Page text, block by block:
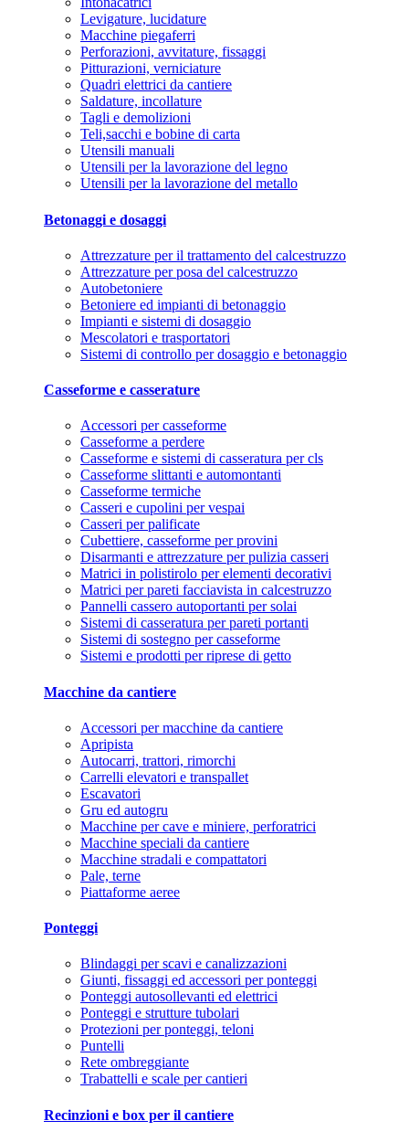
Levigature, lucidature
Macchine piegaferri
Perforazioni, avvitature, fissaggi
Pitturazioni, verniciature
Quadri elettrici da cantiere
Saldature, incollature
Tagli e demolizioni
Teli,sacchi e bobine di carta
Utensili manuali
Utensili per la lavorazione del legno
Utensili per la lavorazione del metallo
Betonaggi e dosaggi
Attrezzature per il trattamento del calcestruzzo
Attrezzature per posa del calcestruzzo
Autobetoniere
Betoniere ed impianti di betonaggio
Impianti e sistemi di dosaggio
Mescolatori e trasportatori
Sistemi di controllo per dosaggio e betonaggio
Casseforme e casserature
Accessori per casseforme
Casseforme a perdere
Casseforme e sistemi di casseratura per cls
Casseforme slittanti e automontanti
Casseforme termiche
Casseri e cupolini per vespai
Casseri per palificate
Cubettiere, casseforme per provini
Disarmanti e attrezzature per pulizia casseri
Matrici in polistirolo per elementi decorativi
Matrici per pareti facciavista in calcestruzzo
Pannelli cassero autoportanti per solai
Sistemi di casseratura per pareti portanti
Sistemi di sostegno per casseforme
Sistemi e prodotti per riprese di getto
Macchine da cantiere
Accessori per macchine da cantiere
Apripista
Autocarri, trattori, rimorchi
Carrelli elevatori e transpallet
Escavatori
Gru ed autogru
Macchine per cave e miniere, perforatrici
Macchine speciali da cantiere
Macchine stradali e compattatori
Pale, terne
Piattaforme aeree
Ponteggi
Blindaggi per scavi e canalizzazioni
Giunti, fissaggi ed accessori per ponteggi
Ponteggi autosollevanti ed elettrici
Ponteggi e strutture tubolari
Protezioni per ponteggi, teloni
Puntelli
Rete ombreggiante
Trabattelli e scale per cantieri
Recinzioni e box per il cantiere